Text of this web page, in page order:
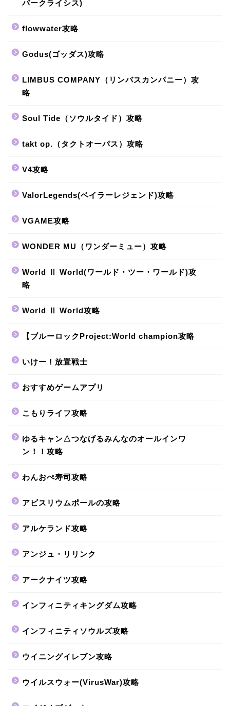
バークライシス)
flowwater攻略
Godus(ゴッダス)攻略
LIMBUS COMPANY（リンバスカンパニー）攻
略
Soul Tide（ソウルタイド）攻略
takt op.（タクトオーパス）攻略
V4攻略
ValorLegends(ベイラーレジェンド)攻略
VGAME攻略
WONDER MU（ワンダーミュー）攻略
World Ⅱ World(ワールド・ツー・ワールド)攻
略
World Ⅱ World攻略
【ブルーロックProject:World champion攻略
いけー！放置戦士
おすすめゲームアプリ
こもりライフ攻略
ゆるキャン△つなげるみんなのオールインワ
ン！！攻略
わんおぺ寿司攻略
アビスリウムポールの攻略
アルケランド攻略
アンジュ・リリンク
アークナイツ攻略
インフィニティキングダム攻略
インフィニティソウルズ攻略
ウイニングイレブン攻略
ウイルスウォー(VirusWar)攻略